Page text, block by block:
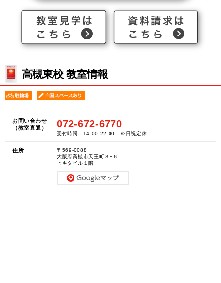
高槻東校 教室情報
お問い合わせ
（教室直通）
072-672-6770
受付時間 14:00-22:00 ※日祝定休
住所
〒569-0088
大阪府高槻市天王町３−６
ヒキタビル１階